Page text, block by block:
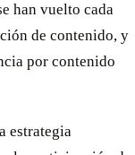
han vuelto cada
de contenido, y
por contenido
estrategia